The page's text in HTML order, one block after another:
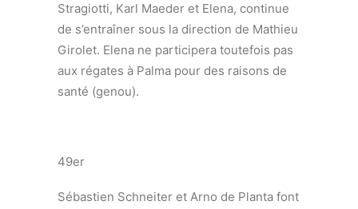
Stragiotti, Karl Maeder et Elena, continue
de s’entraîner sous la direction de Mathieu
Girolet. Elena ne participera toutefois pas
aux régates à Palma pour des raisons de
santé (genou).
49er
Sébastien Schneiter et Arno de Planta font